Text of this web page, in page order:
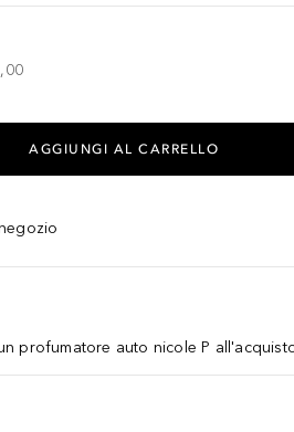
AGGIUNGI AL CARRELLO
profumatore auto nicole P